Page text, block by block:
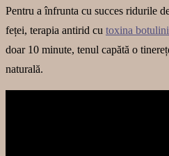
Pentru a înfrunta cu succes ridurile
feței, terapia antirid cu toxina
doar 10 minute, tenul capătă o
naturală.